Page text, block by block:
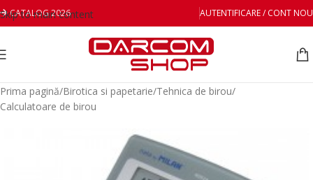
Skip to main content
CATALOG 2026 AUTENTIFICARE / CONT NOU
Prima pagină/Birotica si papetarie/Tehnica de birou/
Calculatoare de birou